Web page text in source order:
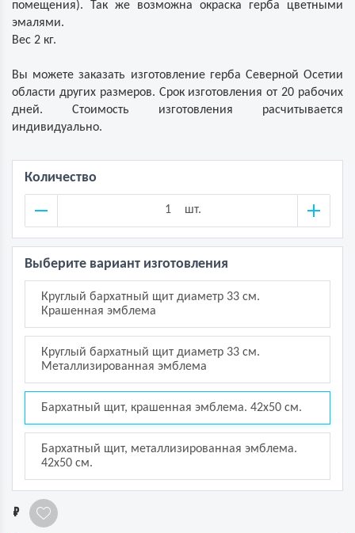
помещения). Так же возможна окраска герба цветными
эмалями.
Вес 2 кг.
Вы можете заказать изготовление герба Северной Осетии
области других размеров. Срок изготовления от 20 рабочих
дней. Стоимость изготовления расчитывается
индивидуально.
Количество
шт.
Выберите вариант изготовления
Круглый бархатный щит диаметр 33 см.
Крашенная эмблема
Круглый бархатный щит диаметр 33 см.
Металлизированная эмблема
Бархатный щит, крашенная эмблема. 42х50 см.
Бархатный щит, металлизированная эмблема.
42х50 см.
1